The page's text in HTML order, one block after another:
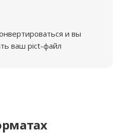
и вы
ваш pict-файл